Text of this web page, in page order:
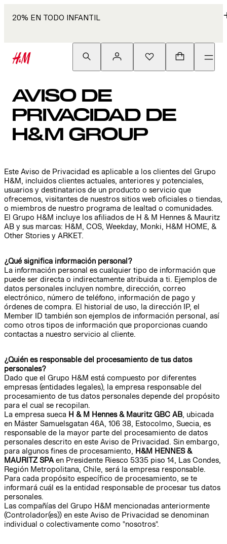
20% EN TODO INFANTIL
AVISO DE
PRIVACIDAD DE
H&M GROUP
Este Aviso de Privacidad es aplicable a los clientes del Grupo
H&M, incluidos clientes actuales, anteriores y potenciales,
usuarios y destinatarios de un producto o servicio que
ofrecemos, visitantes de nuestros sitios web oficiales o tiendas,
o miembros de nuestro programa de lealtad o comunidades.
El Grupo H&M incluye los afiliados de H & M Hennes & Mauritz
AB y sus marcas: H&M, COS, Weekday, Monki, H&M HOME, &
Other Stories y ARKET.
¿Qué significa información personal?
La información personal es cualquier tipo de información que
puede ser directa o indirectamente atribuida a ti. Ejemplos de
datos personales incluyen nombre, dirección, correo
electrónico, número de teléfono, información de pago y
órdenes de compra. El historial de uso, la dirección IP, el
Member ID también son ejemplos de información personal, así
como otros tipos de información que proporcionas cuando
contactas a nuestro servicio al cliente.
¿Quién es responsable del procesamiento de tus datos
personales?
Dado que el Grupo H&M está compuesto por diferentes
empresas (entidades legales), la empresa responsable del
procesamiento de tus datos personales depende del propósito
para el cual se recopilan.
La empresa sueca H & M Hennes & Mauritz GBC AB , ubicada
en Mäster Samuelsgatan 46A, 106 38, Estocolmo, Suecia, es
responsable de la mayor parte del procesamiento de datos
personales descrito en este Aviso de Privacidad. Sin embargo,
para algunos fines de procesamiento, H&M HENNES &
MAURITZ SPA en Presidente Riesco 5335 piso 14, Las Condes,
Región Metropolitana, Chile, será la empresa responsable.
Para cada propósito específico de procesamiento, se te
informará cuál es la entidad responsable de procesar tus datos
personales.
Las compañías del Grupo H&M mencionadas anteriormente
(Controlador(es)) en este Aviso de Privacidad se denominan
individual o colectivamente como "nosotros".